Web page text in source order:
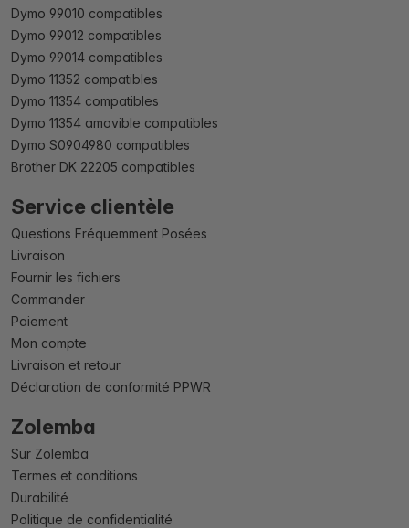
Dymo 99010 compatibles
Dymo 99012 compatibles
Dymo 99014 compatibles
Dymo 11352 compatibles
Dymo 11354 compatibles
Dymo 11354 amovible compatibles
Dymo S0904980 compatibles
Brother DK 22205 compatibles
Service clientèle
Questions Fréquemment Posées
Livraison
Fournir les fichiers
Commander
Paiement
Mon compte
Livraison et retour
Déclaration de conformité PPWR
Zolemba
Sur Zolemba
Termes et conditions
Durabilité
Politique de confidentialité